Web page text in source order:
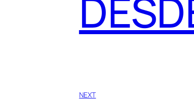
NEXT